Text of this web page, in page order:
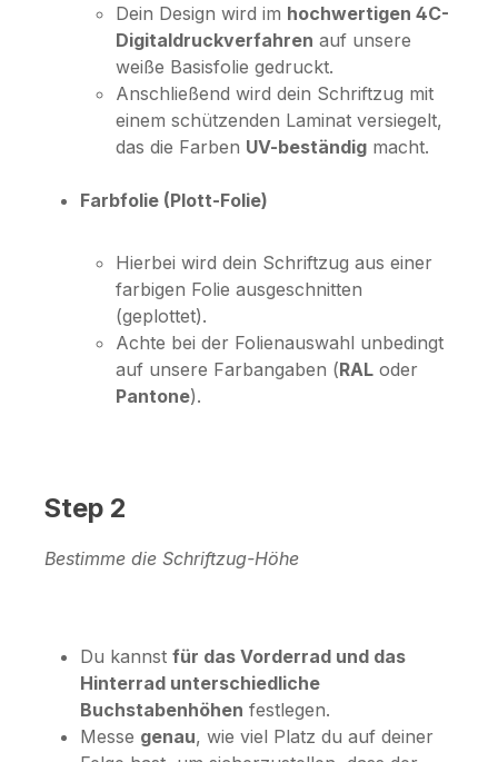
Dein Design wird im hochwertigen 4C-
Digitaldruckverfahren auf unsere
weiße Basisfolie gedruckt.
Anschließend wird dein Schriftzug mit
einem schützenden Laminat versiegelt,
das die Farben UV-beständig macht.
Farbfolie (Plott-Folie)
Hierbei wird dein Schriftzug aus einer
farbigen Folie ausgeschnitten
(geplottet).
Achte bei der Folienauswahl unbedingt
auf unsere Farbangaben (RAL oder
Pantone).
Step 2
Bestimme die Schriftzug-Höhe
Du kannst für das Vorderrad und das
Hinterrad unterschiedliche
Buchstabenhöhen festlegen.
Messe genau, wie viel Platz du auf deiner